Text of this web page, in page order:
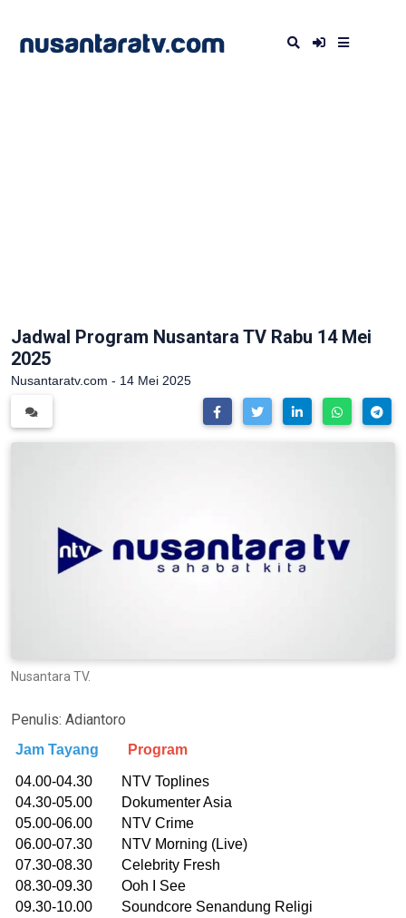
Jadwal Program Nusantara TV Rabu 14 Mei
2025
Nusantaratv.com - 14 Mei 2025
Nusantara TV.
Penulis: Adiantoro
Jam Tayang Program
04.00-04.30 NTV Toplines
04.30-05.00 Dokumenter Asia
05.00-06.00 NTV Crime
06.00-07.30 NTV Morning (Live)
07.30-08.30 Celebrity Fresh
08.30-09.30 Ooh I See
09.30-10.00 Soundcore Senandung Religi